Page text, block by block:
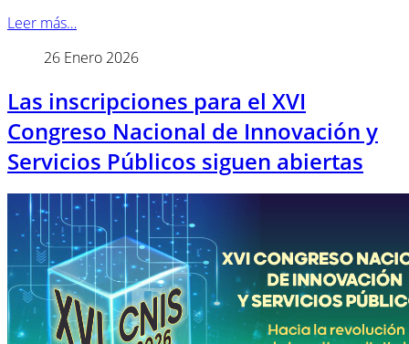
Leer más…
26 Enero 2026
Las inscripciones para el XVI
Congreso Nacional de Innovación y
Servicios Públicos siguen abiertas